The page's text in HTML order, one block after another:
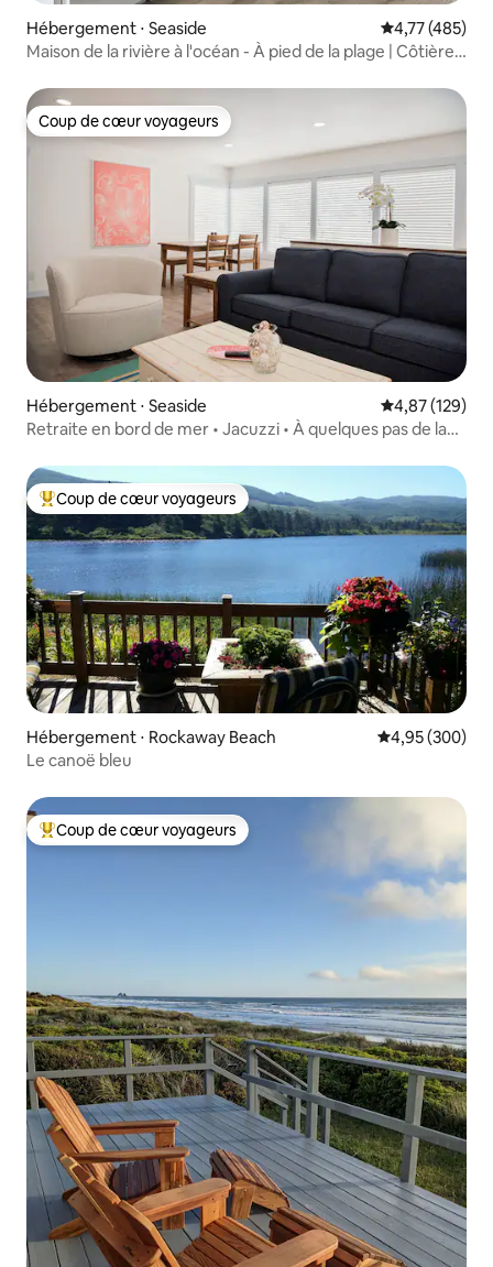
Hébergement ⋅ Seaside Évaluation
4,77 (485)
Maison de la rivière à l'océan - À pied de la plage | Côtière
Coup de cœur voyageurs
Coup de cœur voyageurs
Hébergement ⋅ Seaside Évaluation
4,87 (129)
Retraite en bord de mer • Jacuzzi • À quelques pas de la
Coups de cœur voyageurs les plus appréciés
Coup de cœur voyageurs
Hébergement ⋅ Rockaway Beach Évaluation
4,95 (300)
Le canoë bleu
Coups de cœur voyageurs les plus appréciés
Coup de cœur voyageurs